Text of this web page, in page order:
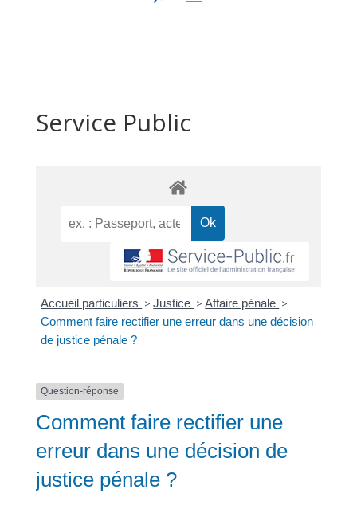
Service Public
Accueil particuliers > Justice > Affaire pénale >
Comment faire rectifier une erreur dans une décision
de justice pénale ?
Question-réponse
Comment faire rectifier une
erreur dans une décision de
justice pénale ?